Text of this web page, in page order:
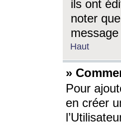
ils ont
noter
Haut
»
Pour
en créer